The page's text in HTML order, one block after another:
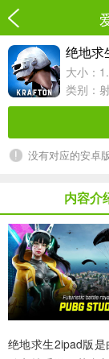
绝地求
大小：
类别：
没有对应的安卓
内容介
绝地求生2ipad版是